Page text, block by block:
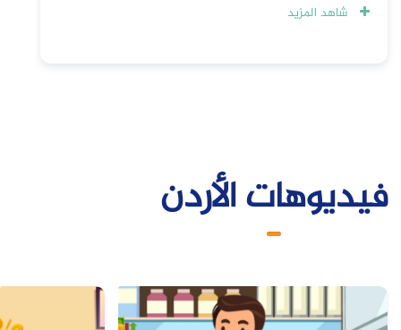
التّأمين
شاهد المزيد
فيديوهات الأردن